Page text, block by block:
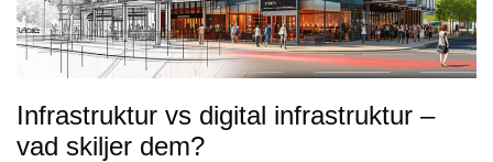
Infrastruktur vs digital infrastruktur –
vad skiljer dem?